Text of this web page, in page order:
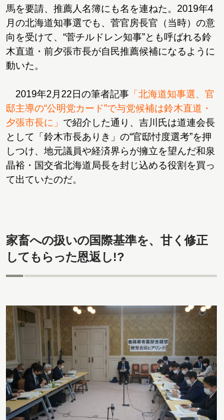
馬を要請、推薦人名簿にも名を連ねた。2019年4
月の北海道知事選でも、菅官房長官（当時）の意
向を受けて、“菅チルドレン知事”とも呼ばれる鈴
木直道・前夕張市長が自民推薦候補になるように
動いた。
2019年2月22日の筆者記事 「北海道知事選、官
邸主導の“公明党カード”で与党候補は鈴木直道・
夕張市長に」 で紹介した通り、吉川氏は道連会長
として「鈴木市長ありき」の“官邸忖度選考”を押
しつけ、地元議員や経済界らが擁立を望んだ和泉
晶裕・国交省北海道局長を封じ込める役割を買っ
て出ていたのだ。
家畜への扱いの国際基準を、甘く修正
してもらった恩返し!?